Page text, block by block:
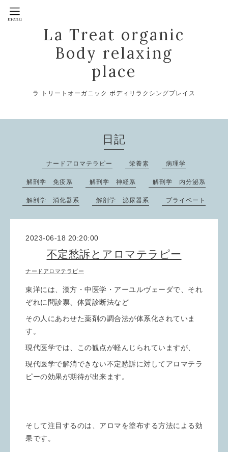
La Treat organic
Body relaxing
place
ラ トリートオーガニック ボディリラクシングプレイス
日記
ナードアロマテラピー 栄養素 病理学
解剖学 免疫系 解剖学 神経系 解剖学 内分泌系
解剖学 消化器系 解剖学 泌尿器系 プライベート
2023-06-18 20:20:00
不定愁訴とアロマテラピー
ナードアロマテラピー
東洋には、漢方・中医学・アーユルヴェーダで、それ
ぞれに問診票、体質診断法など
その人にあわせた薬剤の調合法が体系化されていま
す。
現代医学では、この観点が軽んじられていますが、
現代医学で解消できない不定愁訴に対してアロマテラ
ピーの効果が期待が出来ます。
そして注目するのは、アロマを塗布する方法による効
果です。